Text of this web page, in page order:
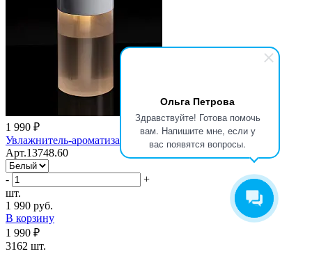
Ольга Петрова
Здравствуйте! Готова помочь
вам. Напишите мне, если у
вас появятся вопросы.
1 990 ₽
Увлажнитель-ароматизатор streamJet, белый
Арт.13748.60
-
+
шт.
1 990 руб.
В корзину
1 990 ₽
3162 шт.